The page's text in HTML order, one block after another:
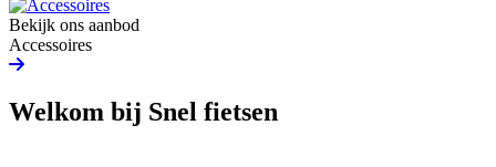
Bekijk ons aanbod
Accessoires
Welkom bij Snel fietsen